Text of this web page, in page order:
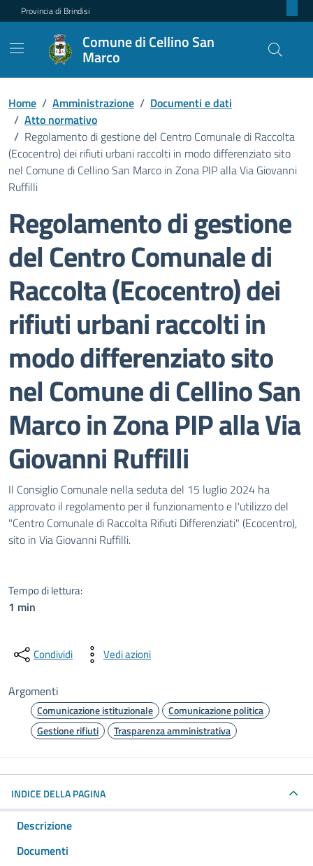
Provincia di Brindisi
Comune di Cellino San
Marco
Home / Amministrazione / Documenti e dati
/ Atto normativo
/ Regolamento di gestione del Centro Comunale di Raccolta
(Ecocentro) dei rifiuti urbani raccolti in modo differenziato sito
nel Comune di Cellino San Marco in Zona PIP alla Via Giovanni
Ruffilli
Regolamento di gestione
del Centro Comunale di
Raccolta (Ecocentro) dei
rifiuti urbani raccolti in
modo differenziato sito
nel Comune di Cellino San
Marco in Zona PIP alla Via
Giovanni Ruffilli
Dettagli del documento
Il Consiglio Comunale nella seduta del 15 luglio 2024 ha
approvato il regolamento per il funzionamento e l'utilizzo del
"Centro Comunale di Raccolta Rifiuti Differenziati" (Ecocentro),
sito in Via Giovanni Ruffilli.
Tempo di lettura:
1 min
Condividi Vedi azioni
Argomenti
Comunicazione istituzionale
Comunicazione politica
Gestione rifiuti
Trasparenza amministrativa
INDICE DELLA PAGINA
Descrizione
Documenti